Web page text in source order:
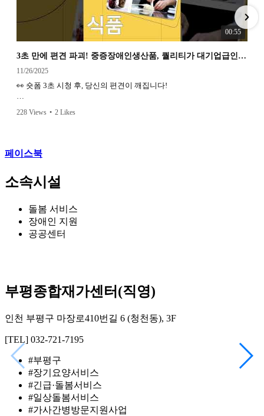
00:55
3초 만에 편견 파괴! 중증장애인생산품, 퀄리티가 대기업급인 이유? (인천꿈드래) #인천꿈드래
11/26/2025
👀 숏폼 3초 시청 후, 당신의 편견이 깨집니다!
영상으로 확인해 보세요.
인천시립장애인생산품판매시설(인천꿈드래)은 인천 지역 43개 장애
인직업재활시설이 만드는 23가지 품목의 판매를 전방위로 지원하는
✅ 이런 제품까지 구매할 수 있어요!
복사용지, 사무용가구, 화장지 등 사무/생활용품부터 빵·쿠키 등 식품,
기관명: 인천시립장애인생산품판매시설 (인천꿈드래)
구매 쇼핑몰: www.인천꿈드래.com
전화 문의: 032-527-0709
#인천꿈드래 #중증장애인생산품 #우선구매 #공공기관필수템 #착한
소비 #숏폼 #인천시사회서비스원
228 Views • 2 Likes
페이스북
소속시설
돌봄 서비스
장애인 지원
공공센터
부평종합재가센터(직영)
인천 부평구 마장로410번길 6 (청천동), 3F
[TEL] 032-721-7195
#부평구
#장기요양서비스
#긴급·돌봄서비스
#일상돌봄서비스
#가사간병방문지원사업